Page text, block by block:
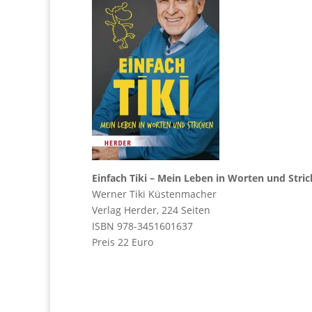
Einfach Tiki – Mein Leben in Worten und
Werner Tiki Küstenmacher
Verlag Herder, 224 Seiten
ISBN 978-3451601637
Preis 22 Euro